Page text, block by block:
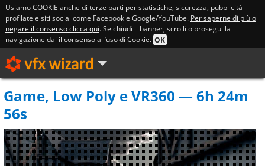
Usiamo COOKIE anche di terze parti per statistiche, sicurezza, pubblicità
profilate e siti social come Facebook e Google/YouTube. Per saperne di più o
negare il consenso clicca qui. Se chiudi il banner, scrolli o prosegui la
navigazione dai il consenso all’uso di Cookie. OK
Game, Low Poly e VR360 — 6h 24m
56s